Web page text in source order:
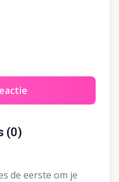
(0)
de eerste om je